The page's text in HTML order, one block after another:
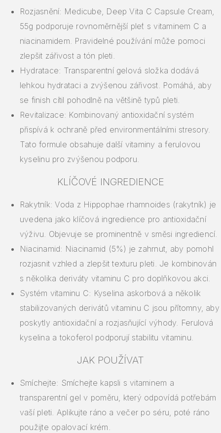
Rozjasnění: Medicube, Deep Vita C Capsule Cream,
55g podporuje rovnoměrnější pleť s vitaminem C a
niacinamidem. Pravidelné používání může pomoci
zlepšit zářivost a tón pleti.
Hydratace: Transparentní gelová složka dodává
lehkou hydrataci a zvýšenou zářivost. Pomáhá, aby
se finish cítil pohodlně na většině typů pleti.
Revitalizace: Kombinovaný antioxidační systém
přispívá k ochraně před environmentálními stresory.
Tato formule obsahuje další vitaminy a ferulovou
kyselinu pro zvýšenou podporu.
KLÍČOVÉ INGREDIENCE
Rakytník: Voda z Hippophae rhamnoides (rakytník) je
uvedena jako klíčová ingredience pro antioxidační
výživu. Objevuje se prominentně v směsi ingrediencí.
Niacinamid: Niacinamid (5%) je zahrnut, aby pomohl
rozjasnit vzhled a zlepšit texturu pleti. Je kombinován
s několika deriváty vitaminu C pro doplňkovou akci.
Systém vitaminu C: Kyselina askorbová a několik
stabilizovaných derivátů vitaminu C jsou přítomny, aby
poskytly antioxidační a rozjasňující výhody. Ferulová
kyselina a tokoferol podporují stabilitu vitaminu.
JAK POUŽÍVAT
Smíchejte: Smíchejte kapsli s vitaminem a
transparentní gel v poměru, který odpovídá potřebám
vaší pleti. Aplikujte ráno a večer po séru, poté ráno
použijte opalovací krém.